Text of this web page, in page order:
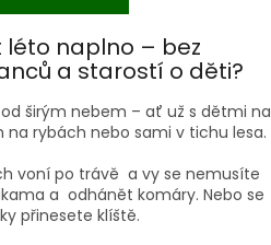
léto naplno – bez
a starostí o děti?
širým nebem – ať už s dětmi na
na rybách nebo sami v tichu lesa.
voní po trávě a vy se nemusíte
a odhánět komáry. Nebo se
přinesete klíště.